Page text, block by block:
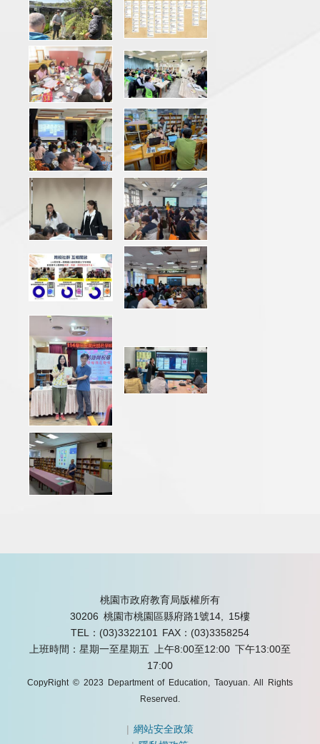
桃園市政府教育局版權所有
30206 桃園市桃園區縣府路1號14, 15樓
TEL：(03)3322101
FAX：(03)3358254
上班時間：星期一至星期五 上午8:00至12:00 下午13:00至
17:00
CopyRight © 2023 Department of Education, Taoyuan. All Rights
Reserved.
|網站安全政策